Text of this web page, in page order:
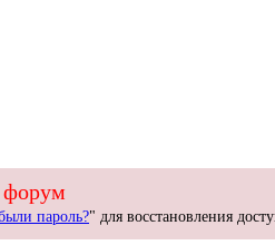
форум
пароль?" для восстановления